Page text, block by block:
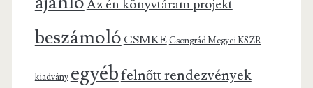
Az én könyvtáram projekt
beszámolóCSMKE Csongrád Megyei KSZR
kiadvány egyébfelnőtt rendezvények